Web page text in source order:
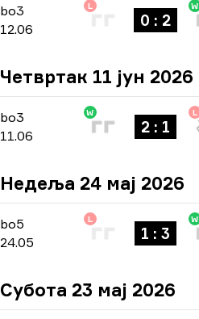
bo3
bo3
12.06
L
0 : 2
W
Четвртак 11 јун 2026
bo3
bo3
11.06
W
2 : 1
L
Недеља 24 мај 2026
bo5 -bo5
24.05
L
1 : 3
W
Субота 23 мај 2026